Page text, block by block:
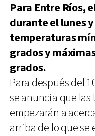
Para Entre Ríos,
durante el lunes
temperaturas
grados y
grados.
Para después del
se anuncia que
empezarán a
arriba de lo que se